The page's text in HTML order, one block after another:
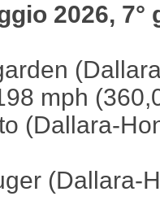
2026, 7°
mph
(Dallara-
(Dallara-